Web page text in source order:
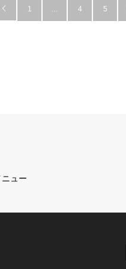
 1 … 4 5
ニュー